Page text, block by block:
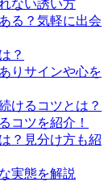
ない誘い方
る？気軽に出会
？
りサインや心を
けるコツとは？
コツを紹介！
？見分け方も紹
実態を解説